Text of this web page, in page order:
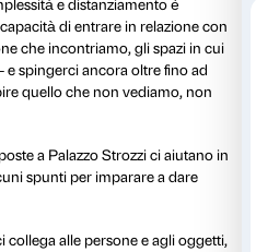
2020
2020
complessità e
nostra capacità di entrare